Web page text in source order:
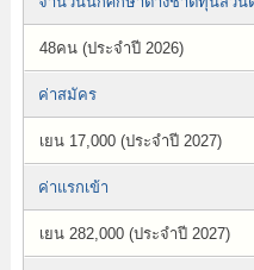
48คน (ประจำปี 2026)
ค่าสมัคร
เยน 17,000 (ประจำปี 2027)
ค่าแรกเข้า
เยน 282,000 (ประจำปี 2027)